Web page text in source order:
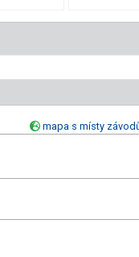
mapa s místy